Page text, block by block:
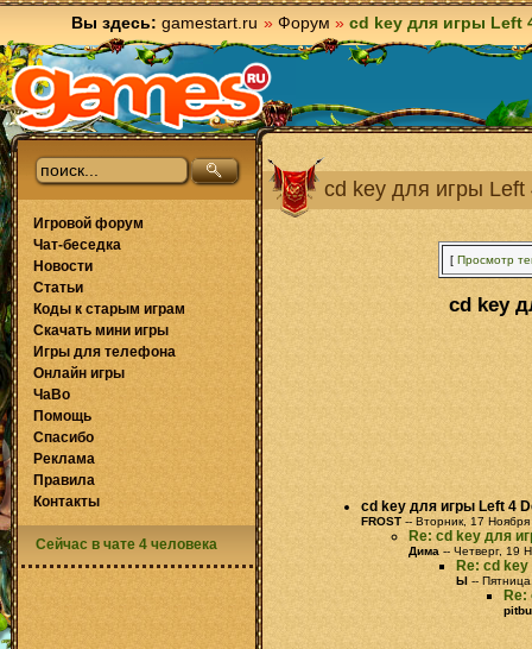
Вы здесь: gamestart.ru » Форум » cd key для игры Left
cd key для игры Left
[ Просмотр
cd key
cd key для игры Left 4
FROST -- Вторник, 17
Re: cd key для
Дима -- Четверг, 19
Re: cd
Ы --
Re:
Игровой форум
Чат-беседка
Новости
Статьи
Коды к старым играм
Скачать мини игры
Игры для телефона
Онлайн игры
ЧаВо
Помощь
Спасибо
Реклама
Правила
Контакты
Сейчас в чате 4 человека